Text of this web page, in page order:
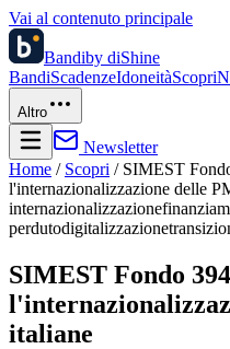
Vai al contenuto principale
Bandiby diShine
BandiScadenzeIdoneitàScopri
Altro
Newsletter
Home / Scopri / SIMEST
l'internazionalizzazione delle
internazionalizzazione
perdutodigitalizzazione
SIMEST Fondo
italiane